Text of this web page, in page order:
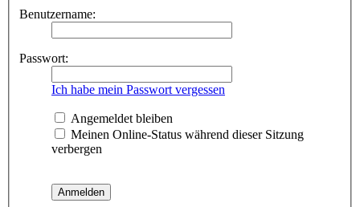
Benutzername:
Passwort:
Ich habe mein Passwort vergessen
Angemeldet bleiben
Meinen Online-Status während dieser Sitzung
verbergen